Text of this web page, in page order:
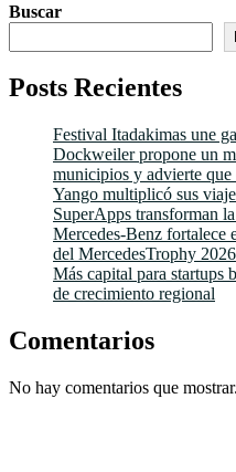
Buscar
Posts Recientes
Festival Itadakimas une
Dockweiler propone un
municipios y advierte que
Yango multiplicó sus
SuperApps transforman
Mercedes-Benz fortalece
del MercedesTrophy 2026
Más capital para startups
de crecimiento regional
Comentarios
No hay comentarios que mostrar.